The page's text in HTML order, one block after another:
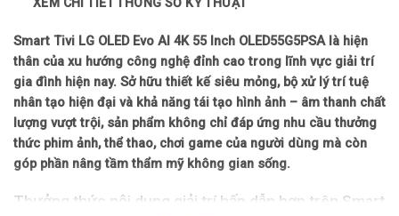
Công nghệ hình ảnh: α11 AI Super Upscaling 4K
– Điều chỉnh độ sáng tự động AI Brightness
– OLED Dynamic Tone Mapping Pro
– HLG
XEM CHI TIẾT THÔNG SỐ KỸ THUẬT
Smart Tivi LG OLED Evo AI 4K 55 Inch OLED55G5PSA là hiện
thân của xu hướng công nghệ đỉnh cao trong lĩnh vực giải trí
gia đình hiện nay. Sở hữu thiết kế siêu mỏng, bộ xử lý trí tuệ
nhân tạo hiện đại và khả năng tái tạo hình ảnh – âm thanh chất
lượng vượt trội, sản phẩm không chỉ đáp ứng nhu cầu thưởng
thức phim ảnh, thể thao, chơi game của người dùng mà còn
góp phần nâng tầm thẩm mỹ không gian sống.
Thưởng thức nội dung giải trí hấp dẫn hơn trên Smart